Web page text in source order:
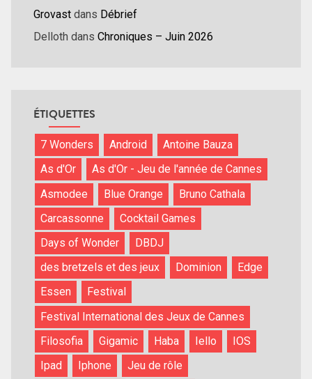
Grovast dans Débrief
Delloth dans Chroniques – Juin 2026
ÉTIQUETTES
7 Wonders Android
Antoine Bauza
As d'Or
As d'Or - Jeu de l'année de Cannes
Asmodee
Blue Orange
Bruno Cathala
Carcassonne
Cocktail Games
Days of Wonder
DBDJ
des bretzels et des jeux
Dominion
Edge
Essen
Festival
Festival International des Jeux de Cannes
Filosofia
Gigamic Haba Iello
IOS
Ipad
Iphone
Jeu de rôle